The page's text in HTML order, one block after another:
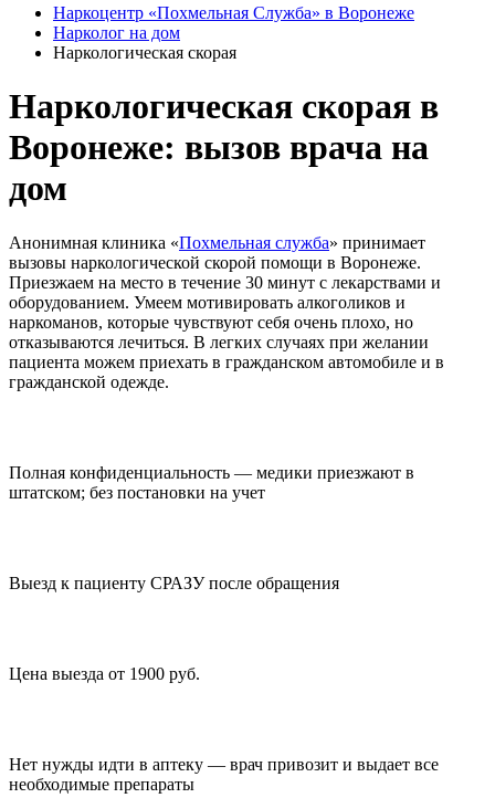
Наркоцентр «Похмельная Служба» в Воронеже
Нарколог на дом
Наркологическая скорая
Наркологическая скорая в
Воронеже: вызов врача на
дом
Анонимная клиника «Похмельная служба» принимает
вызовы наркологической скорой помощи в Воронеже.
Приезжаем на место в течение 30 минут с лекарствами и
оборудованием. Умеем мотивировать алкоголиков и
наркоманов, которые чувствуют себя очень плохо, но
отказываются лечиться. В легких случаях при желании
пациента можем приехать в гражданском автомобиле и в
гражданской одежде.
Полная конфиденциальность — медики приезжают в
штатском; без постановки на учет
Выезд к пациенту СРАЗУ после обращения
Цена выезда от 1900 руб.
Нет нужды идти в аптеку — врач привозит и выдает все
необходимые препараты